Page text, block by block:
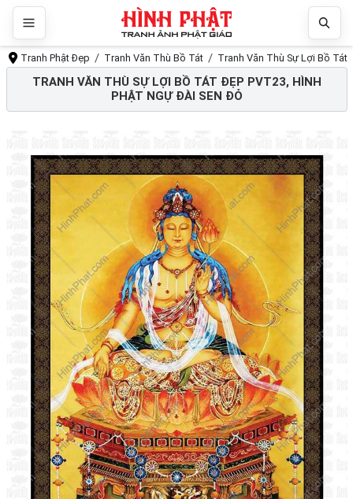
Tranh Phật Đẹp Tranh Văn Thù Bồ Tát Tranh Văn Thù Sự Lợi Bồ
TRANH VĂN THÙ SỰ LỢI BỒ TÁT ĐẸP PVT23, HÌNH
PHẬT NGỰ ĐÀI SEN ĐỎ